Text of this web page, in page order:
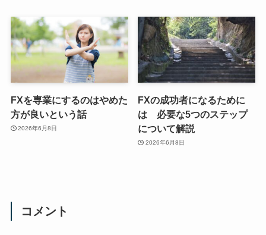
FXを専業にするのはやめた
方が良いという話
2026年6月8日
FXの成功者になるために
は 必要な5つのステップ
について解説
2026年6月8日
コメント